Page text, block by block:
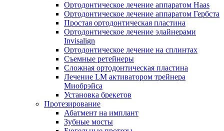
Ортодонтическое лечение аппаратом Haas
Ортодонтическое лечение аппаратом Гербста
Простая ортодонтическая пластина
Ортодонтическое лечение элайнерами
Invisalign
Ортодонтическое лечение на сплинтах
Съемные ретейнеры
Сложная ортодонтическая пластина
Лечение LM активатором трейнера
Миобрэйса
Установка брекетов
Протезирование
Абатмент на имплант
Зубные мосты